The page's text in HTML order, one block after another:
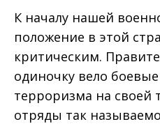
К началу нашей
положение в этой
критическим.
одиночку вело
терроризма на своей
отряды так